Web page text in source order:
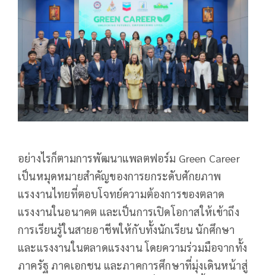
อย่างไรก็ตามการพัฒนาแพลตฟอร์ม Green Career
เป็นหมุดหมายสำคัญของการยกระดับศักยภาพ
แรงงานไทยที่ตอบโจทย์ความต้องการของตลาด
แรงงานในอนาคต และเป็นการเปิดโอกาสให้เข้าถึง
การเรียนรู้ในสายอาชีพให้กับทั้งนักเรียน นักศึกษา
และแรงงานในตลาดแรงงาน โดยความร่วมมือจากทั้ง
ภาครัฐ ภาคเอกชน และภาคการศึกษาที่มุ่งเดินหน้าสู่